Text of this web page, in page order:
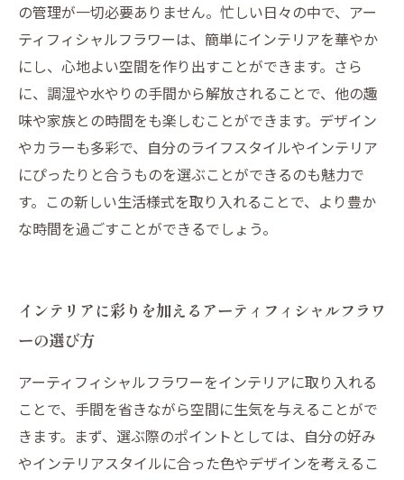
の管理が一切必要ありません。忙しい日々の中で、アー
ティフィシャルフラワーは、簡単にインテリアを華やか
にし、心地よい空間を作り出すことができます。さら
に、調湿や水やりの手間から解放されることで、他の趣
味や家族との時間をも楽しむことができます。デザイン
やカラーも多彩で、自分のライフスタイルやインテリア
にぴったりと合うものを選ぶことができるのも魅力で
す。この新しい生活様式を取り入れることで、より豊か
な時間を過ごすことができるでしょう。
インテリアに彩りを加えるアーティフィシャルフラワ
ーの選び方
アーティフィシャルフラワーをインテリアに取り入れる
ことで、手間を省きながら空間に生気を与えることがで
きます。まず、選ぶ際のポイントとしては、自分の好み
やインテリアスタイルに合った色やデザインを考えるこ